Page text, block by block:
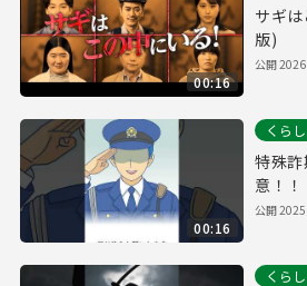
00:16
サギ
版)
公開
00:16
くら
特殊
意！！
公開
くら